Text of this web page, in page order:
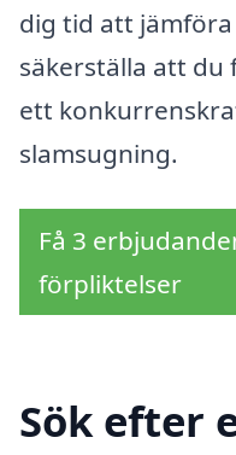
dig tid att
säkerställa att du
ett
slamsugning.
Få 3
förpliktelser
Sök efter